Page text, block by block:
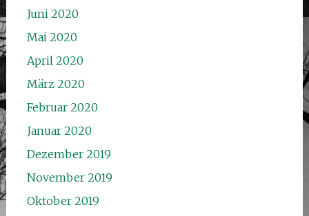
Juni 2020
Mai 2020
April 2020
März 2020
Februar 2020
Januar 2020
Dezember 2019
November 2019
Oktober 2019